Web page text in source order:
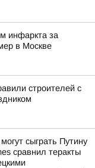
инфаркта за
в Москве
строителей с
сыграть Путину
сравнил теракты